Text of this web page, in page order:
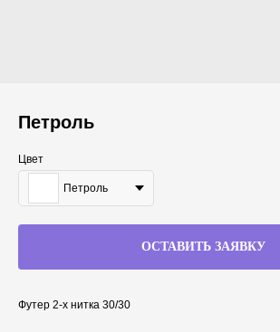
Петроль
Цвет
Петроль
ОСТАВИТЬ ЗАЯВКУ
Футер 2-х нитка 30/30